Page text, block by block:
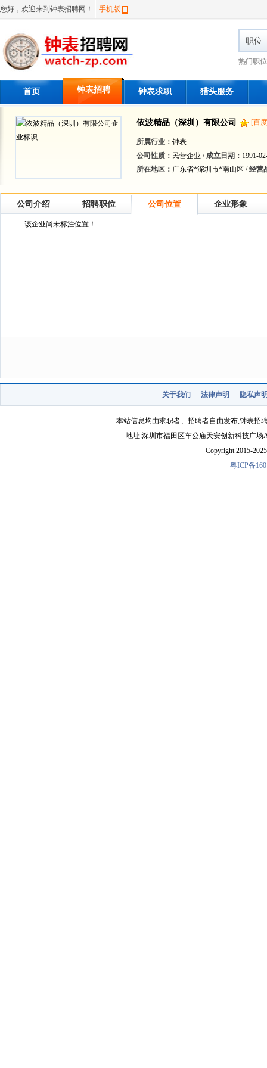
您好，欢迎来到钟表招聘网！ 手机版
职位
热门职
首页 钟表招聘 钟表求职 猎头服务
依波精品（深圳）有限公司 [百
所属行业： 钟表
公司性质： 民营企业 /成立日期： 1991-
所在地区： 广东省*深圳市*南山区 /经营
公司介绍 招聘职位 公司位置 企业形象
该企业尚未标注位置！
关于我们 法律声明 隐私声
本站信息均由求职者、招聘者自由发布,钟表招
地址:深圳市福田区车公庙天安创新科技广场
Copyright 2015-
粤ICP备